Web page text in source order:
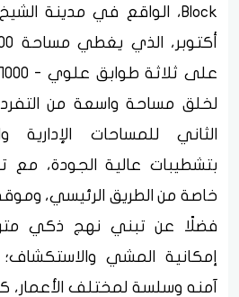
لخلق مساحة واسعة من
الثاني للمساحات الإدارية
خاصة من الطريق الرئيسي،
فضلًا عن تبني نهج ذكي
إمكانية المشي
آمنه وسلسة لمختلف الأعمار،